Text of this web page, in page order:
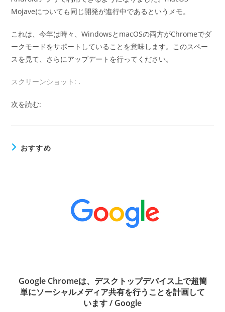
Mojaveについても同じ開発が進行中であるというメモ。
これは、今年は時々、WindowsとmacOSの両方がChromeでダ
ークモードをサポートしていることを意味します。このスペー
スを見て、さらにアップデートを行ってください。
スクリーンショット: .
次を読む:
おすすめ
Google Chromeは、デスクトップデバイス上で超簡
単にソーシャルメディア共有を行うことを計画して
います / Google